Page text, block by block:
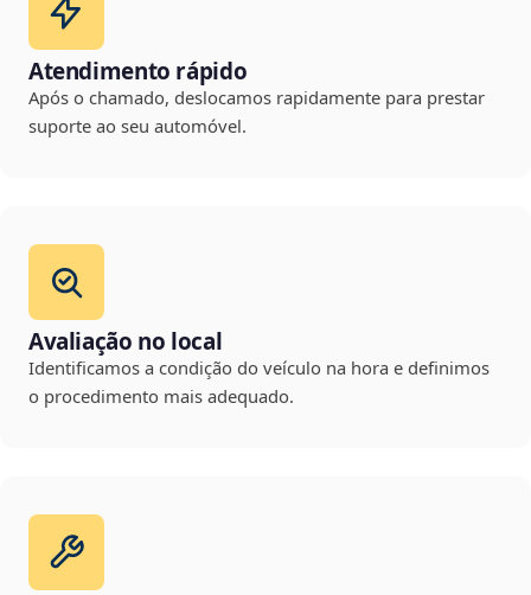
Atendimento rápido
Após o chamado, deslocamos rapidamente para prestar
suporte ao seu automóvel.
Avaliação no local
Identificamos a condição do veículo na hora e definimos
o procedimento mais adequado.